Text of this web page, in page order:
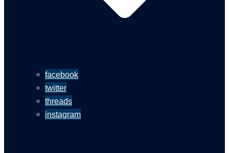
facebook
twitter
threads
instagram